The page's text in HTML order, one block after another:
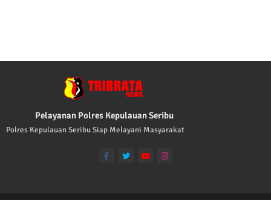
Pelayanan Polres Kepulauan Seribu
Polres Kepulauan Seribu Siap Melayani Masyarakat